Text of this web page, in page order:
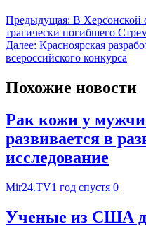
Предыдущая: В Херсонской
трагически погибшего
Далее: Красноярская
всероссийского конкурса
Похожие новости
Рак кожи у
развивается в
исследование
Mir24.TV1 год спустя 0
Ученые из США